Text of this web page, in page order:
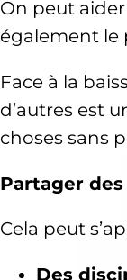
On peut
également le
Face à la
d’autres est
choses sans
Partager
Cela peut
Des